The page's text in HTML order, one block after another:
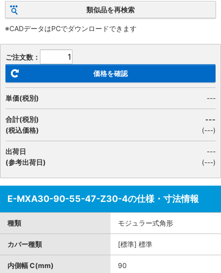
類似品を再検索
※CADデータはPCでダウンロードできます
ご注文数：
価格を確認
単価(税別) ---
合計(税別)
(税込価格)
---
(---)
出荷日
(参考出荷日)
---
(---)
E-MXA30-90-55-47-Z30-4の仕様・寸法情報
種類 モジュラー式角形
カバー種類 [標準] 標準
内側幅 C(mm) 90